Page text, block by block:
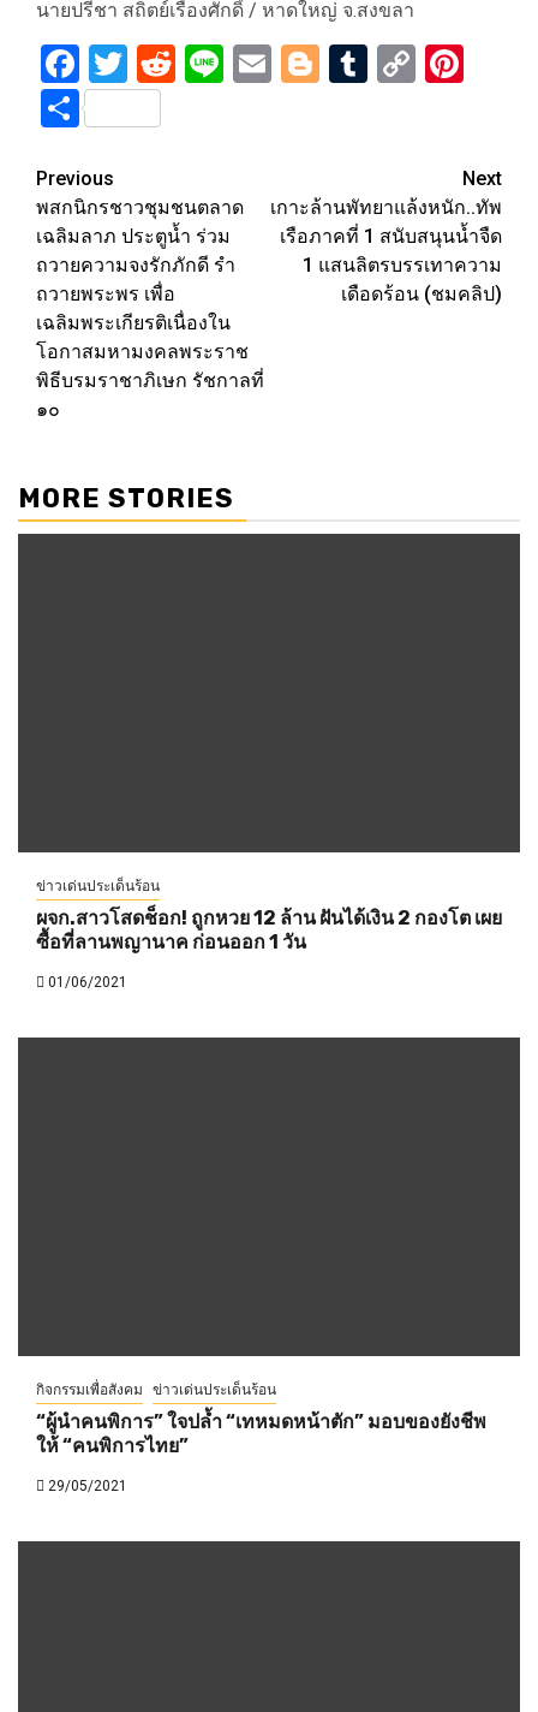
นายปรีชา สถิตย์เรืองศักดิ์ / หาดใหญ่ จ.สงขลา
Facebook
Twitter
Reddit
LineEmailBlogger
Tumblr
Copy
Share
Post
navigation
Previous
พสกนิกรชาวชุมชนตลาด
เฉลิมลาภ ประตูน้ำ ร่วม
ถวายความจงรักภักดี รำ
ถวายพระพร เพื่อ
เฉลิมพระเกียรติเนื่องใน
โอกาสมหามงคลพระราช
พิธีบรมราชาภิเษก รัชกาลที่
๑๐
Next
เกาะล้านพัทยาแล้งหนัก..ทัพ
เรือภาคที่ 1 สนับสนุนน้ำจืด
1 แสนลิตรบรรเทาความ
เดือดร้อน (ชมคลิป)
MORE STORIES
ข่าวเด่นประเด็นร้อน
ผจก.สาวโสดช็อก! ถูกหวย 12 ล้าน ฝันได้เงิน 2 กองโต เผย
ซื้อที่ลานพญานาค ก่อนออก 1 วัน
01/06/2021
กิจกรรมเพื่อสังคม ข่าวเด่นประเด็นร้อน
“ผู้นำคนพิการ” ใจปล้ำ “เทหมดหน้าตัก” มอบของยังชีพ
ให้ “คนพิการไทย”
29/05/2021